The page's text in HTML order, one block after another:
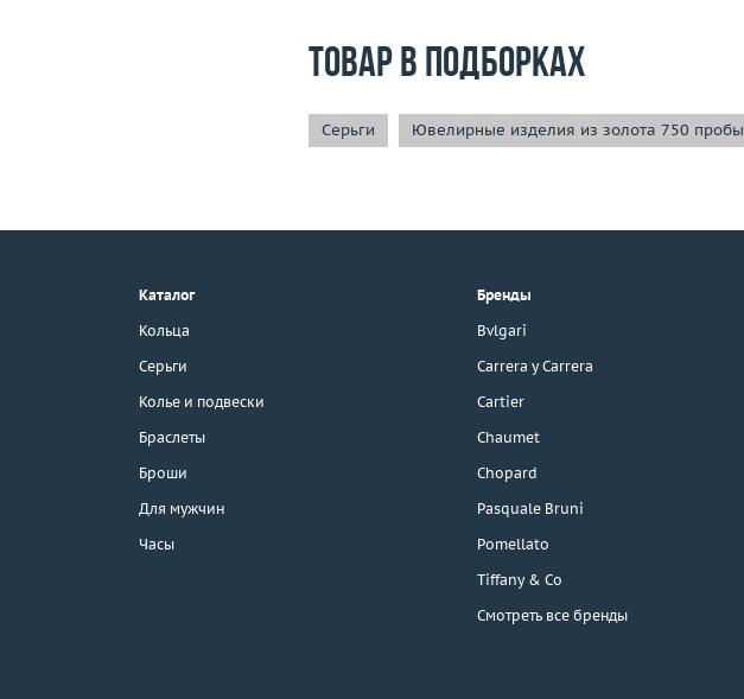
г. Москва, Тихвинский пер., д. 7,
3D-тур по шоуруму
Товар в подборках
Серьги Ювелирные изделия из золота 750 пробы
Каталог
Кольца
Серьги
Колье и подвески
Браслеты
Броши
Для мужчин
Часы
Бренды
Bvlgari
Carrera y Carrera
Cartier
Chaumet
Chopard
Pasquale Bruni
Pomellato
Tiffany & Co
Смотреть все бренды